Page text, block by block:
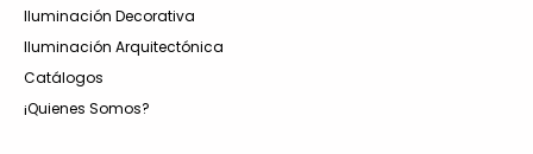
Iluminación Decorativa
Iluminación Arquitectónica
Catálogos
¡Quienes Somos?